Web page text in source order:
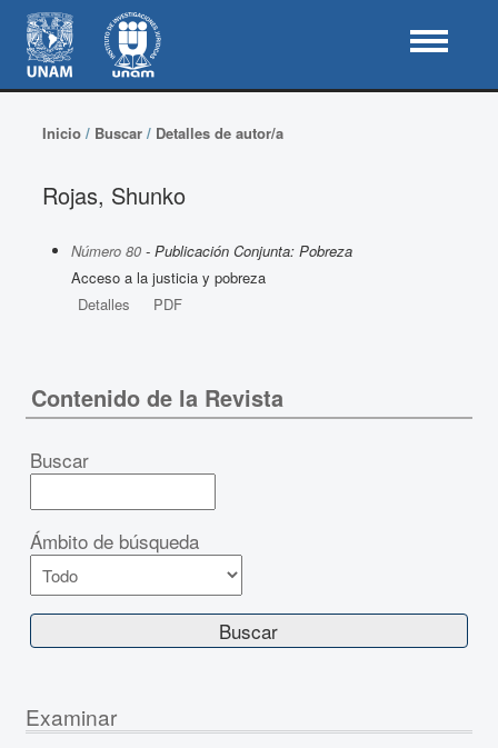
Inicio/ Buscar/ Detalles de autor/a
Rojas, Shunko
Número 80- Publicación Conjunta: Pobreza
Acceso a la justicia y pobreza
Detalles
PDF
Contenido de la Revista
Buscar
Ámbito de búsqueda
Examinar